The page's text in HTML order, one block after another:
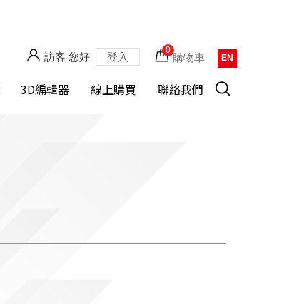
訪客 您好 登入
3D編輯器 線上購買 聯絡我們
EN
0
購物車